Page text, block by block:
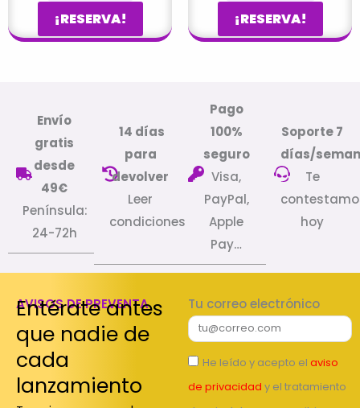
¡RESERVA! ¡RESERVA!
Envío
gratis
desde
49€
Península:
24-72h
14 días
para
devolver
Leer
condiciones
Pago
100%
seguro
Visa,
PayPal,
Apple
Pay…
Soporte 7
días/
Te
hoy
AVISOS DE PREVENTA
Entérate antes
que nadie de
cada
lanzamiento
Tu correo electrónico
He leído y acepto el aviso
de privacidad y el tratamiento